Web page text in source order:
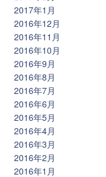
2017年1月
2016年12月
2016年11月
2016年10月
2016年9月
2016年8月
2016年7月
2016年6月
2016年5月
2016年4月
2016年3月
2016年2月
2016年1月